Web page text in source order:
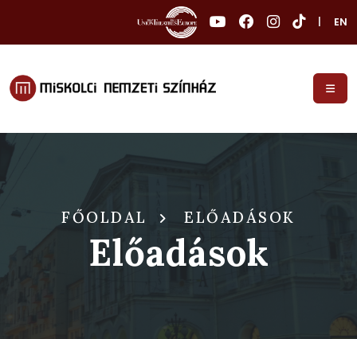
EN
FŐOLDAL ELŐADÁSOK
Előadások